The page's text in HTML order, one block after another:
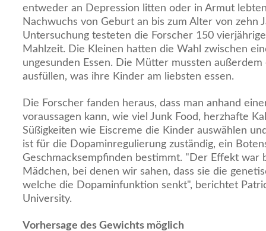
entweder an Depression litten oder in Armut
Nachwuchs von Geburt an bis zum Alter von zehn
Untersuchung testeten die Forscher 150
Mahlzeit. Die Kleinen hatten die Wahl zwischen
ungesunden Essen. Die Mütter mussten außerdem
ausfüllen, was ihre Kinder am liebsten essen.
Die Forscher fanden heraus, dass man anhand
voraussagen kann, wie viel Junk Food, herzhafte
Süßigkeiten wie Eiscreme die Kinder auswählen
ist für die Dopaminregulierung zuständig, ein
Geschmacksempfinden bestimmt. "Der Effekt war
Mädchen, bei denen wir sahen, dass sie die
welche die Dopaminfunktion senkt", berichtet
University.
Vorhersage des Gewichts möglich